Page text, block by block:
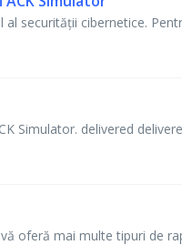
securității cibernetice.
Simulator. delivered
oferă mai multe tipuri de